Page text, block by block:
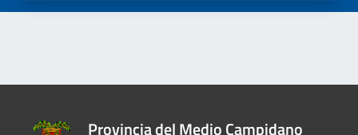
Provincia del Medio Campidano